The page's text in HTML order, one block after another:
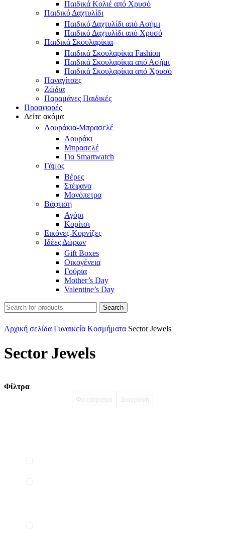
Παιδικά Κολιέ από Χρυσό
Παιδικό Δαχτυλίδι
Παιδικό Δαχτυλίδι από Ασήμι
Παιδικό Δαχτυλίδι από Χρυσό
Παιδικά Σκουλαρίκια
Παιδικά Σκουλαρίκια Fashion
Παιδικά Σκουλαρίκια από Ασήμι
Παιδικά Σκουλαρίκια από Χρυσό
Παναγίτσες
Ζώδια
Παραμάνες Παιδικές
Προσφορές
Δείτε ακόμα
Λουράκια-Μπρασελέ
Λουράκι
Μπρασελέ
Για Smartwatch
Γάμος
Βέρες
Στέφανα
Μονόπετρα
Βάφτιση
Αγόρι
Κορίτσι
Εικόνες-Κορνίζες
Ιδέες Δώρων
Gift Boxes
Οικογένεια
Γούρια
Mother’s Day
Valentine’s Day
Search
Αρχική σελίδα Γυναικεία Κοσμήματα Sector Jewels
Sector Jewels
Φίλτρα